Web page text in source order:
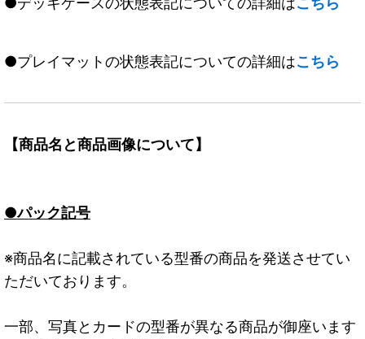
●プレイマットの状態表記についての詳細はこちら
【商品名と商品画像について】
●パック記号
※商品名に記載されている型番の商品を発送させてい
ただいております。
一部、写真とカードの型番が異なる商品が御座います